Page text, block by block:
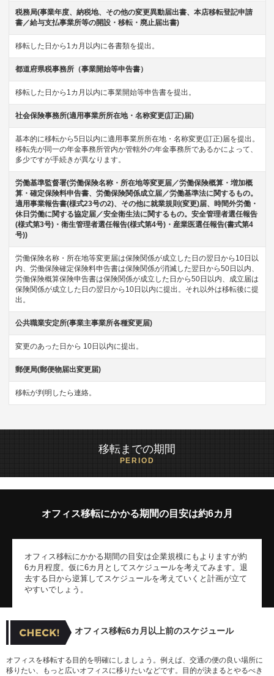
税務局(事業年度、納税地、その他の変更異動届出書、本店移転登記申請
書／給与支払事業所等の開設・移転・廃止届出書)
移転した日から1カ月以内に各書類を提出。
都道府県税事務所（事業開始等申告書）
移転した日から1カ月以内に事業開始等申告書を提出。
社会保険事務所(適用事業所所在地・名称変更(訂正)届)
基本的に移転から5日以内に適用事業所所在地・名称変更(訂正)届を提出。
移転先が同一の年金事務所管内か管轄外の年金事務所であるかによって、
多少ですが手続きが異なります。
労働基準監督署(労働保険名称・所在地等変更届／労働保険概算・増加概
算・確定保険料申告書、労働保険関係成立届／労働基準法に関するもの。
適用事業報告書(様式23号の2)、その他に就業規則(変更)届、時間外労働・
休日労働に関する協定届／安全衛生法に関するもの。安全管理者選任報告
(様式第3号)・衛生管理者選任報告(様式第4号)・産業医選任報告(書式第4
号))
労働保険名称・所在地等変更届は保険関係が成立した日の翌日から10日以
内、労働保険確定保険料申告書は保険関係が消滅した翌日から50日以内、
労働保険概算保険申告書は保険関係が成立した日から50日以内、成立届は
保険関係が成立した日の翌日から10日以内に提出。それ以外は移転後に提
出。
公共職業安定所(事業主事業所各種変更届)
変更のあった日から 10日以内に提出。
郵便局(郵便物届出変更届)
移転が判明したら連絡。
移転までの期間
PERIOD
オフィス移転にかかる期間の目安は約6カ月
オフィス移転にかかる期間の目安は企業規模にもよりますが約
6カ月程度。仮に6カ月としてスケジュールを考えてみます。退
去する日から逆算してスケジュールを考えていくと計画が立て
やすいでしょう。
オフィス移転6カ月以上前のスケジュール
オフィスを移転する目的を明確にしましょう。例えば、交通の便の良い場所に
移りたい、もっと広いオフィスに移りたいなどです。目的が決まるとやるべき